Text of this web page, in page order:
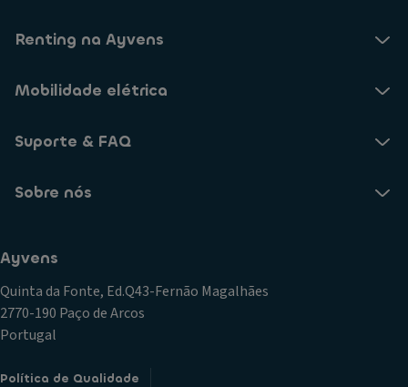
Renting na Ayvens
Mobilidade elétrica
Suporte & FAQ
Sobre nós
Ayvens
Quinta da Fonte, Ed.Q43-Fernão Magalhães
2770-190 Paço de Arcos
Portugal
Política de Qualidade